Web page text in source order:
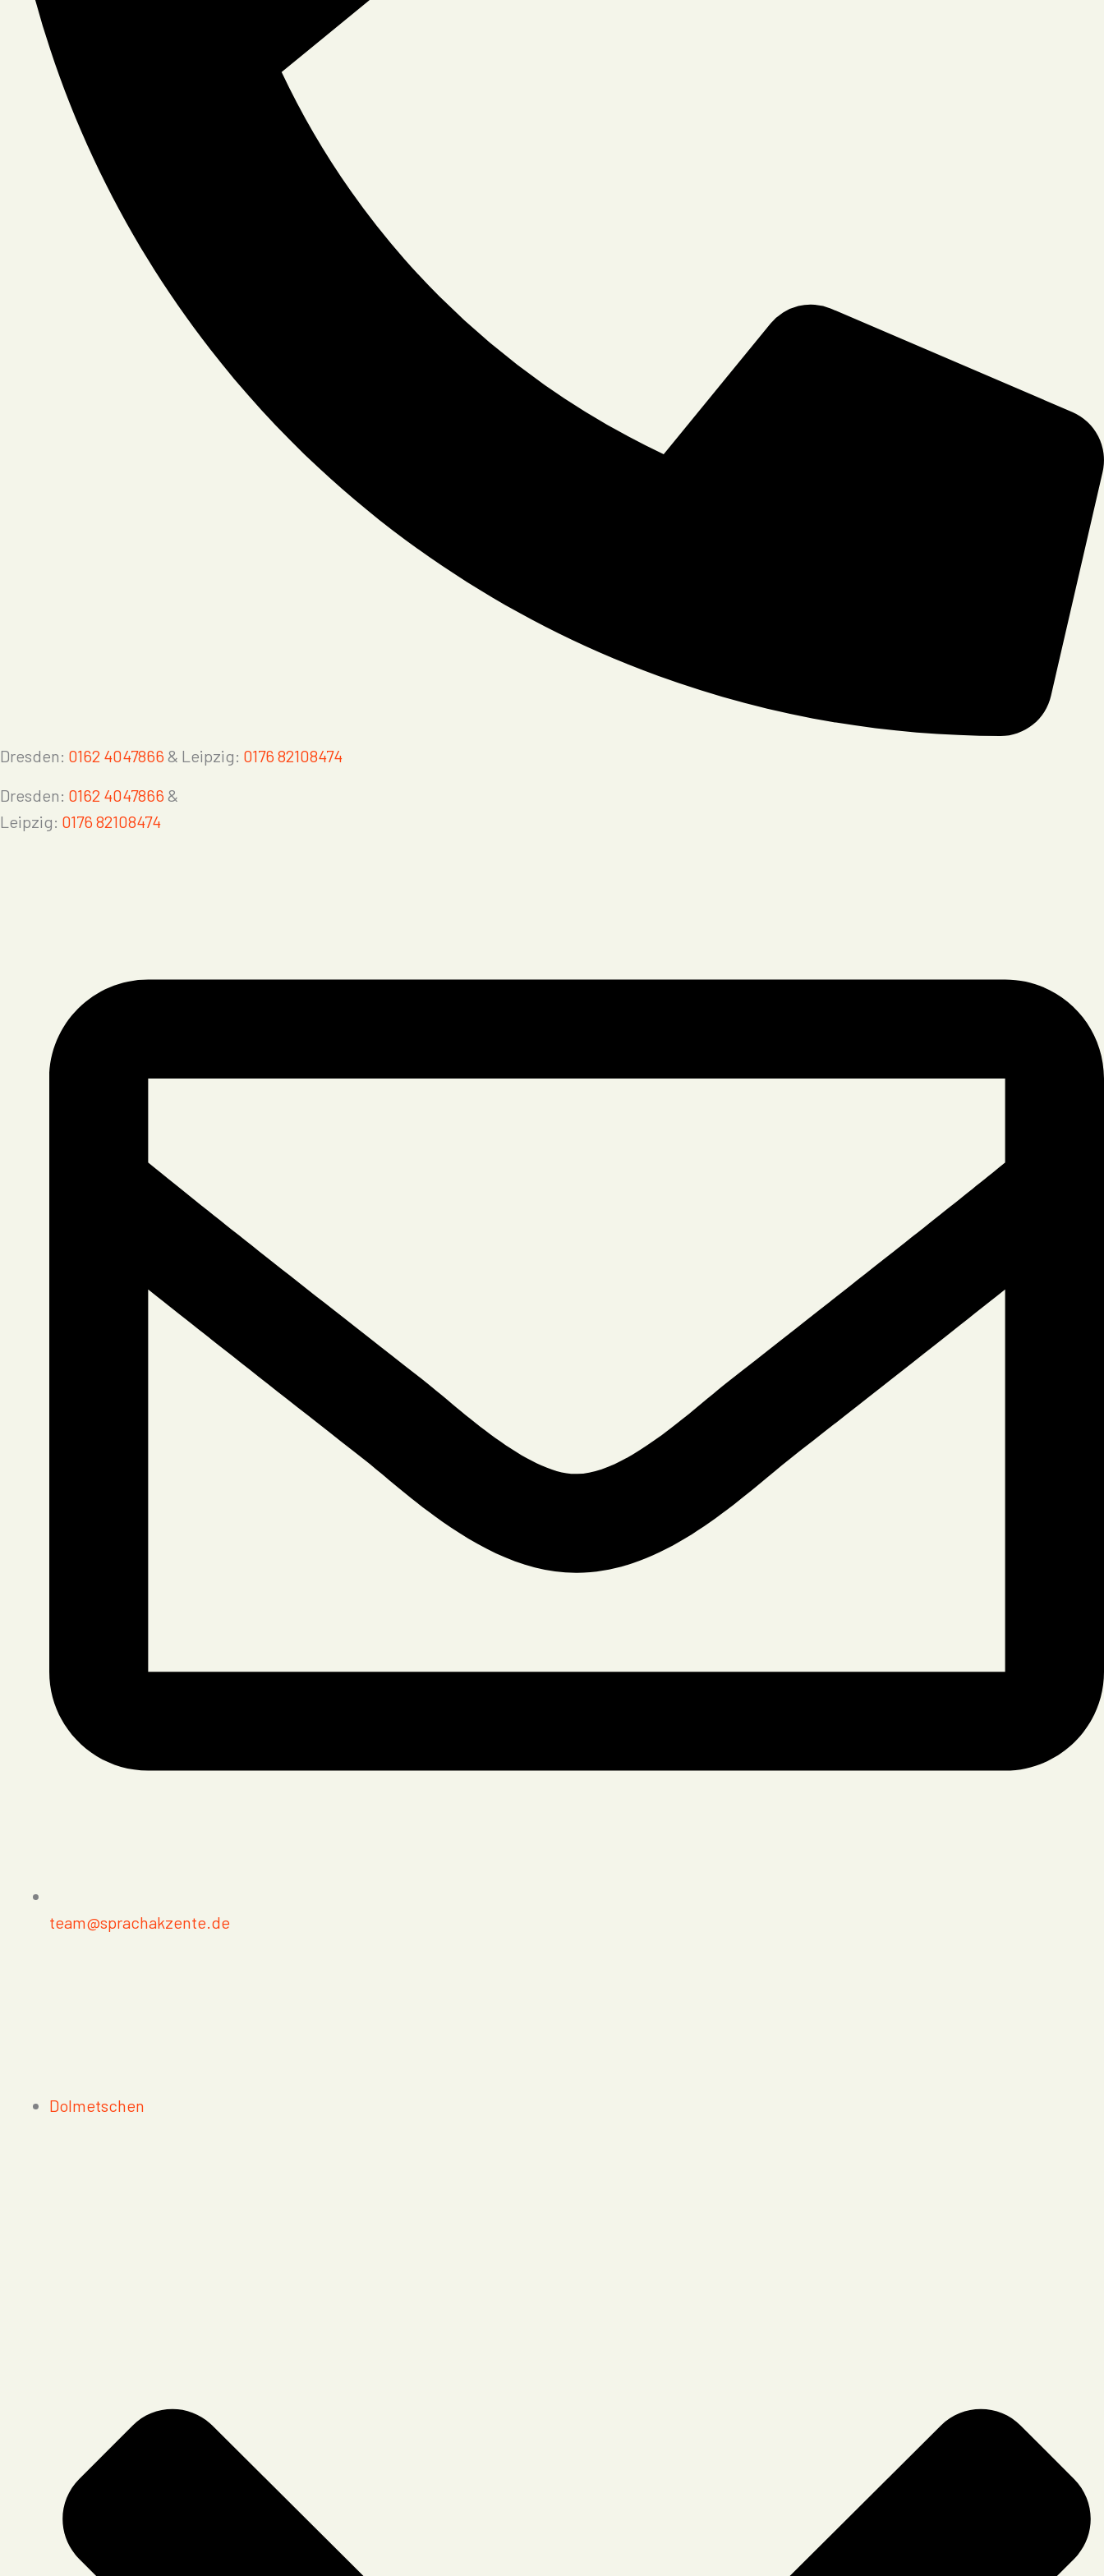
Dresden: 0162 4047866 & Leipzig: 0176 82108474
Dresden: 0162 4047866 &
Leipzig: 0176 82108474
team@sprachakzente.de
Dolmetschen